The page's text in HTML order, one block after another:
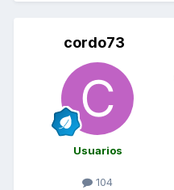
cordo73
Usuarios
104